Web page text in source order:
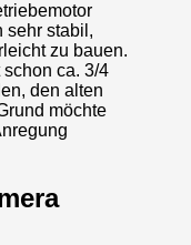
sehr stabil,
zu bauen.
ca. 3/4
den alten
möchte